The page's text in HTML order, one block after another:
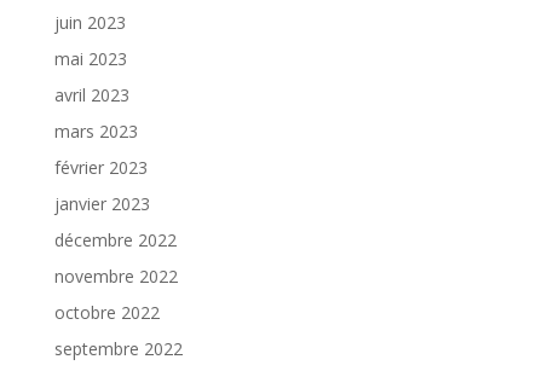
juin 2023
mai 2023
avril 2023
mars 2023
février 2023
janvier 2023
décembre 2022
novembre 2022
octobre 2022
septembre 2022